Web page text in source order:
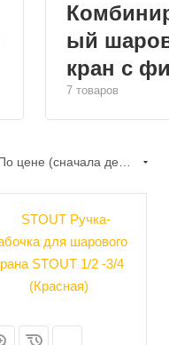
ый
кран с
7 товаров